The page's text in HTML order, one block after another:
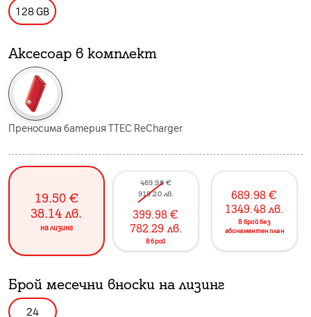
128 GB
Аксесоар в комплект
Преносима батерия TTEC ReCharger
19.50 €
38.14 лв.
на лизинг
469.98 €
919.20лв.
399.98 €
782.29 лв.
в брой
689.98 €
1349.48 лв.
в брой без
абонаментен план
Брой месечни вноски на лизинг
24